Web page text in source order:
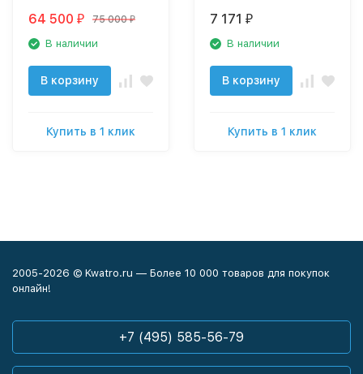
64 500 ₽ 75 000 ₽
В наличии
В корзину
Купить в 1 клик
7 171 ₽
В наличии
В корзину
Купить в 1 клик
2005-2026 © Kwatro.ru — Более 10 000 товаров для покупок
онлайн!
+7 (495) 585-56-79